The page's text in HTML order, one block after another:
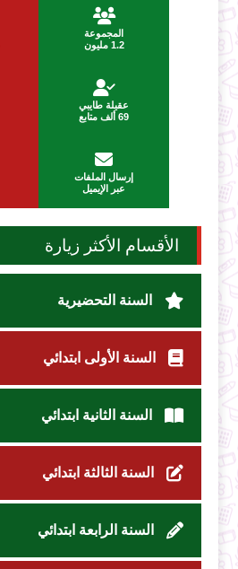
المجموعة
1.2 مليون
عقيلة طايبي
69 ألف متابع
إرسال الملفات
عبر الإيميل
الأقسام الأكثر زيارة
السنة التحضيرية
السنة الأولى ابتدائي
السنة الثانية ابتدائي
السنة الثالثة ابتدائي
السنة الرابعة ابتدائي